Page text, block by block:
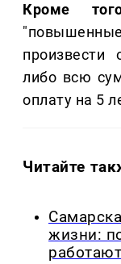
Кроме
произвести
либо всю
оплату на 5
Читайте
жизни: